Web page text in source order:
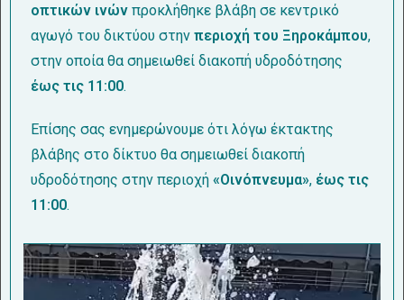
οπτικών ινών προκλήθηκε βλάβη σε κεντρικό
αγωγό του δικτύου στην περιοχή του Ξηροκάμπου,
στην οποία θα σημειωθεί διακοπή υδροδότησης
έως τις 11:00.
Επίσης σας ενημερώνουμε ότι λόγω έκτακτης
βλάβης στο δίκτυο θα σημειωθεί διακοπή
υδροδότησης στην περιοχή«Οινόπνευμα», έως τις
11:00.